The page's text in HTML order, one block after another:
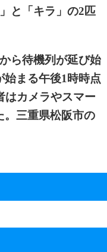
と「キラ」の2匹
ら待機列が延び始
まる午後1時時点
はカメラやスマー
。三重県松阪市の